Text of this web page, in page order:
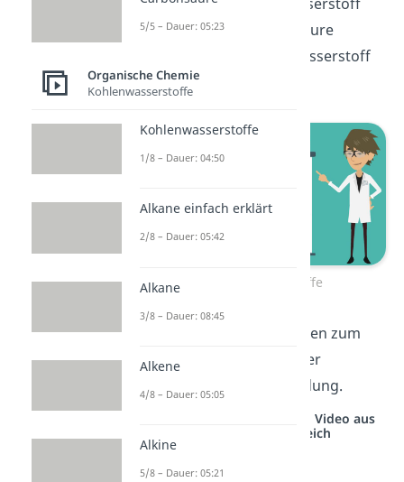
Salzsäure, auch Chlorwasserstoff
HCl genannt, oder Flusssäure
beziehungsweise Fluorwasserstoff
HF.
Halogenwasserstoffe
Halogenwasserstoffe finden zum
Beispiel als Kältemittel oder
Feuerlöschmittel Verwendung.
Studyflix vernetzt: Hier ein Video aus
einem anderen Bereich
5/5 – Dauer: 05:23
Organische Chemie
Kohlenwasserstoffe
Kohlenwasserstoffe
1/8 – Dauer: 04:50
Alkane einfach erklärt
2/8 – Dauer: 05:42
Alkane
3/8 – Dauer: 08:45
Alkene
4/8 – Dauer: 05:05
Alkine
5/8 – Dauer: 05:21